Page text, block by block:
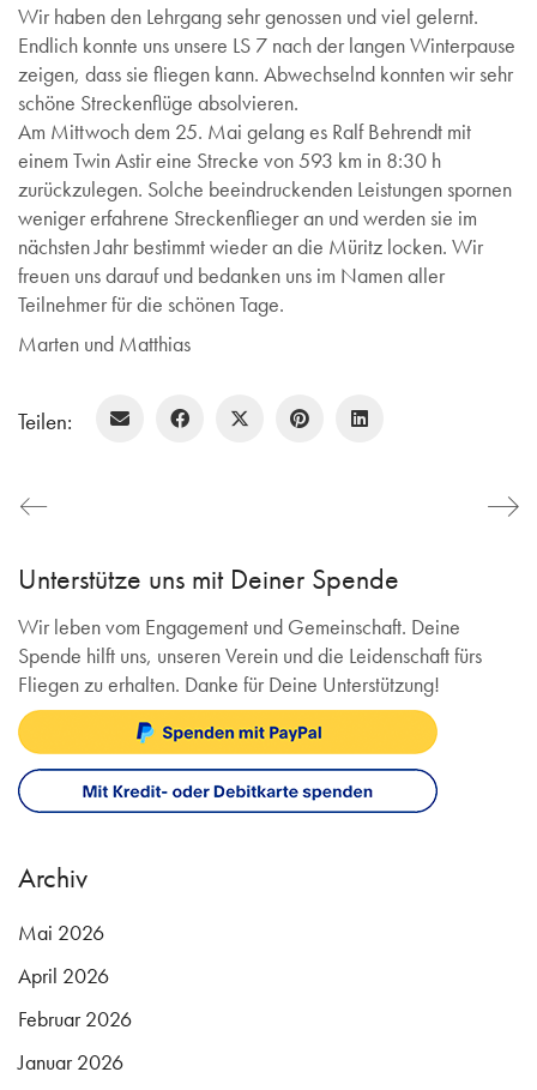
Wir haben den Lehrgang sehr genossen und viel gelernt.
Endlich konnte uns unsere LS 7 nach der langen Winterpause
zeigen, dass sie fliegen kann. Abwechselnd konnten wir sehr
schöne Streckenflüge absolvieren.
Am Mittwoch dem 25. Mai gelang es Ralf Behrendt mit
einem Twin Astir eine Strecke von 593 km in 8:30 h
zurückzulegen. Solche beeindruckenden Leistungen spornen
weniger erfahrene Streckenflieger an und werden sie im
nächsten Jahr bestimmt wieder an die Müritz locken. Wir
freuen uns darauf und bedanken uns im Namen aller
Teilnehmer für die schönen Tage.
Marten und Matthias
Teilen:
Unterstütze uns mit Deiner Spende
Wir leben vom Engagement und Gemeinschaft. Deine
Spende hilft uns, unseren Verein und die Leidenschaft fürs
Fliegen zu erhalten. Danke für Deine Unterstützung!
Archiv
Mai 2026
April 2026
Februar 2026
Januar 2026